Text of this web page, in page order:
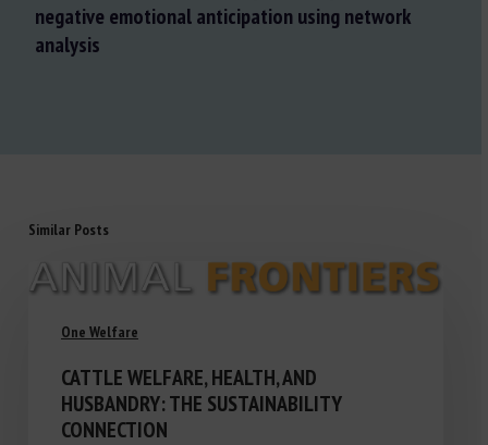
negative emotional anticipation using network
analysis
Similar Posts
One Welfare
CATTLE WELFARE, HEALTH, AND
HUSBANDRY: THE SUSTAINABILITY
CONNECTION